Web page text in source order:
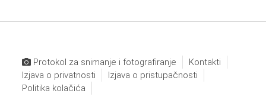
Protokol za snimanje i fotografiranje
Kontakti
Izjava o privatnosti
Izjava o pristupačnosti
Politika kolačića